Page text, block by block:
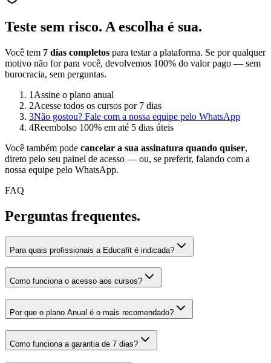
Teste sem risco. A escolha é sua.
Você tem 7 dias completos para testar a plataforma. Se por qualquer
motivo não for para você, devolvemos 100% do valor pago — sem
burocracia, sem perguntas.
1 Assine o plano anual
2Acesse todos os cursos por 7 dias
3Não gostou? Fale com a nossa equipe pelo WhatsApp
4Reembolso 100% em até 5 dias úteis
Você também pode cancelar a sua assinatura quando quiser,
direto pelo seu painel de acesso — ou, se preferir, falando com a
nossa equipe pelo WhatsApp.
FAQ
Perguntas frequentes.
Para quais profissionais a Educafit é indicada?
Como funciona o acesso aos cursos?
Por que o plano Anual é o mais recomendado?
Como funciona a garantia de 7 dias?